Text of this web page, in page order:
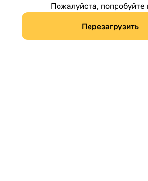
Пожалуйста, попробуйте
Перезагрузить